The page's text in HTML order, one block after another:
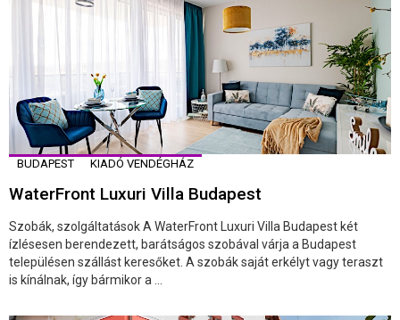
BUDAPEST KIADÓ VENDÉGHÁZ
WaterFront Luxuri Villa Budapest
Szobák, szolgáltatások A WaterFront Luxuri Villa Budapest két
ízlésesen berendezett, barátságos szobával várja a Budapest
településen szállást keresőket. A szobák saját erkélyt vagy teraszt
is kínálnak, így bármikor a ...